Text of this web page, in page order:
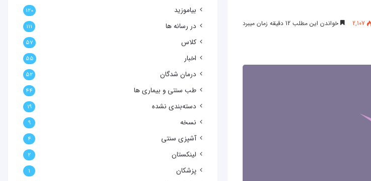
2,107 خواندن این مطلب 12 دقیقه زمان میبرد
بیاموزید 120
در رسانه ها 111
کلاس 57
اخبار 55
درمان شدگان 52
طب سنتی و بیماری ها 44
دسته‌بندی نشده 19
نسخه 9
آشپزی سنتی 4
لینکستان 2
پزشکان 1